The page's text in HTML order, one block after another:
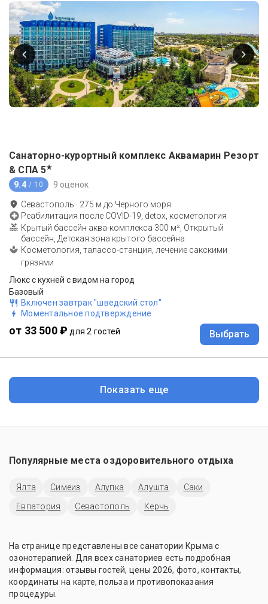
Санаторно-курортный комплекс Аквамарин Резорт
& СПА 5★
9.4 / 10 9 оценок
Севастополь · 275 м до Черного моря
Реабилитация после COVID-19, detox, косметология
Крытый бассейн аква-комплекса 300 м², Открытый
бассейн, Детская зона крытого бассейна
Косметология, талассо-станция, лечение сакскими
грязями
Люкс с кухней с видом на город
Базовый
Включен завтрак "шведский стол"
Моментальное подтверждение
от 33 500 ₽ для 2 гостей Выбрать
Показать еще
Популярные места оздоровительного отдыха
Ялта Симеиз Алупка Алушта
Саки
Евпатория
Севастополь Керчь
На странице представлены все санатории Крыма с
озонотерапией. Для всех санаториев есть подробная
информация: отзывы гостей, цены 2026, фото, контакты,
координаты на карте, польза и противопоказания
процедуры.